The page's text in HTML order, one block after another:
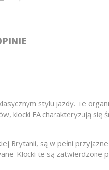
stylu jazdy. Te
klocki FA charakteryzują się
Brytanii, są w pełni
Klocki te są zatwierdzone